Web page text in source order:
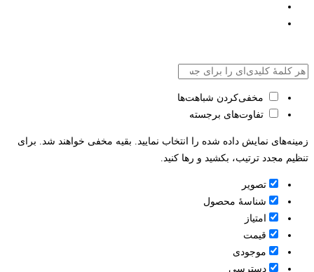
مخفی‌کردن شباهت‌ها
تفاوت‌های برجسته
زمینه‌های نمایش داده شده را انتخاب نمایید. بقیه مخفی خواهند شد. برای
تنظیم مجدد ترتیب، بکشید و رها کنید.
تصویر
شناسۀ محصول
امتیاز
قيمت
موجودی
دسترسی